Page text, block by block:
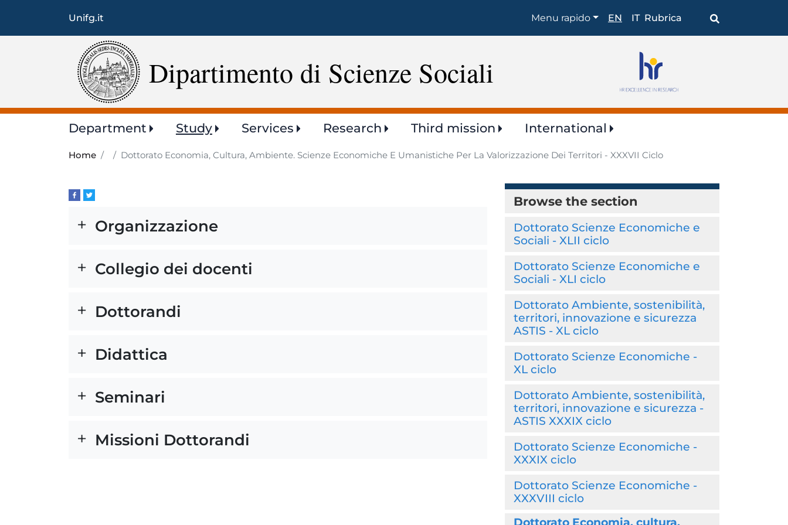
main
Unifg.it
Browse
the
Menu rapido EN IT Rubrica
Dipartimento di Scienze Sociali
Main
navigation
Department Study Services Research Third mission International
Home Dottorato Economia, Cultura, Ambiente. Scienze Economiche E Umanistiche Per La Valorizzazione Dei Territori - XXXVII Ciclo
Organizzazione
Collegio dei docenti
Dottorandi
Didattica
Seminari
Missioni Dottorandi
Browse the section
Dottorato Scienze Economiche e
Sociali - XLII ciclo
Dottorato Scienze Economiche e
Sociali - XLI ciclo
Dottorato Ambiente, sostenibilità,
territori, innovazione e sicurezza
ASTIS - XL ciclo
Dottorato Scienze Economiche -
XL ciclo
Dottorato Ambiente, sostenibilità,
territori, innovazione e sicurezza -
ASTIS XXXIX ciclo
Dottorato Scienze Economiche -
XXXIX ciclo
Dottorato Scienze Economiche -
XXXVIII ciclo